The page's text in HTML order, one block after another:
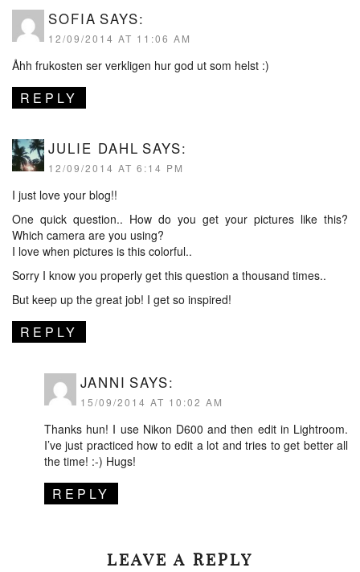
SOFIA SAYS:
12/09/2014 AT 11:06 AM
Åhh frukosten ser verkligen hur god ut som helst :)
REPLY
JULIE DAHL SAYS:
12/09/2014 AT 6:14 PM
I just love your blog!!
One quick question.. How do you get your pictures like this?
Which camera are you using?
I love when pictures is this colorful..
Sorry I know you properly get this question a thousand times..
But keep up the great job! I get so inspired!
REPLY
JANNI SAYS:
15/09/2014 AT 10:02 AM
Thanks hun! I use Nikon D600 and then edit in Lightroom.
I’ve just practiced how to edit a lot and tries to get better all
the time! :-) Hugs!
REPLY
LEAVE A REPLY